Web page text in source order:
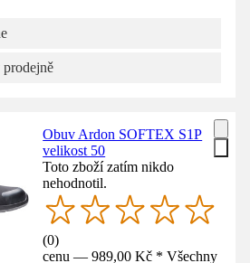
Obuv Ardon SOFTEX S1P
velikost 50
Toto zboží zatím nikdo
nehodnotil.
(0)
cenu — 989,00 Kč * Všechny